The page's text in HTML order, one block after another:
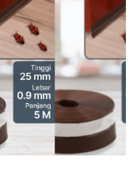
ukuran pintu, lepas
secara
fleksibel dan tidak
jangka panjang.
digunting sesuai